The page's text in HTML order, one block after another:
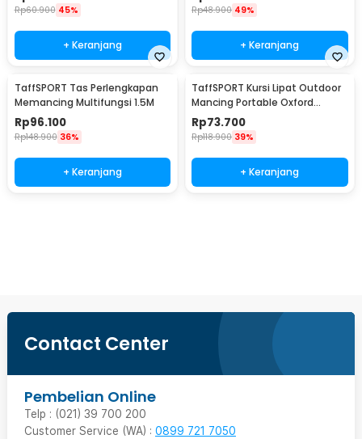
Rp60.900 45%
+ Keranjang
Rp48.900 49%
+ Keranjang
TaffSPORT Tas Perlengkapan
Memancing Multifungsi 1.5M
Rp96.100
Rp148.900 36%
+ Keranjang
TaffSPORT Kursi Lipat Outdoor
Mancing Portable Oxford
Folding Chair - YYY002
Rp73.700
Rp118.900 39%
+ Keranjang
Contact Center
Pembelian Online
Telp : (021) 39 700 200
Customer Service (WA) : 0899 721 7050